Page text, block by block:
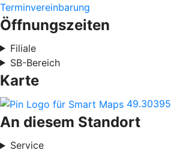
Terminvereinbarung
Öffnungszeiten
Filiale
SB-Bereich
Karte
49.30395
An diesem Standort
Service